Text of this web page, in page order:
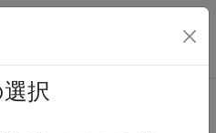
ビゲーション メ
択